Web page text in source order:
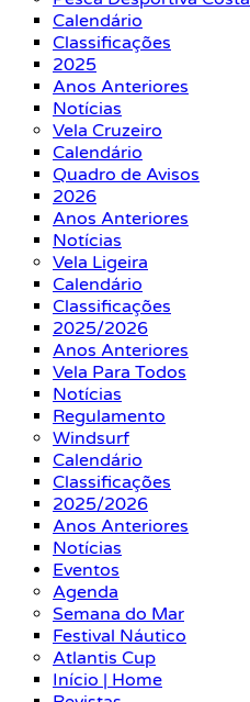
Calendário
Classificações
2025
Anos Anteriores
Notícias
Vela Cruzeiro
Calendário
Quadro de Avisos
2026
Anos Anteriores
Notícias
Vela Ligeira
Calendário
Classificações
2025/2026
Anos Anteriores
Vela Para Todos
Notícias
Regulamento
Windsurf
Calendário
Classificações
2025/2026
Anos Anteriores
Notícias
Eventos
Agenda
Semana do Mar
Festival Náutico
Atlantis Cup
Início | Home